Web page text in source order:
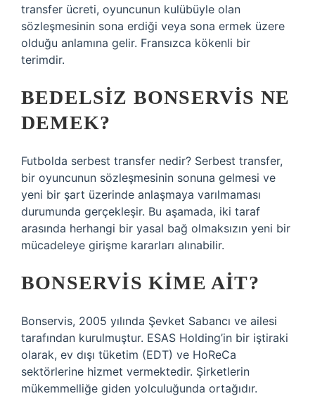
transfer ücreti, oyuncunun kulübüyle olan
sözleşmesinin sona erdiği veya sona ermek üzere
olduğu anlamına gelir. Fransızca kökenli bir
terimdir.
BEDELSIZ BONSERVIS NE
DEMEK?
Futbolda serbest transfer nedir? Serbest transfer,
bir oyuncunun sözleşmesinin sonuna gelmesi ve
yeni bir şart üzerinde anlaşmaya varılmaması
durumunda gerçekleşir. Bu aşamada, iki taraf
arasında herhangi bir yasal bağ olmaksızın yeni bir
mücadeleye girişme kararları alınabilir.
BONSERVIS KIME AIT?
Bonservis, 2005 yılında Şevket Sabancı ve ailesi
tarafından kurulmuştur. ESAS Holding’in bir iştiraki
olarak, ev dışı tüketim (EDT) ve HoReCa
sektörlerine hizmet vermektedir. Şirketlerin
mükemmelliğe giden yolculuğunda ortağıdır.